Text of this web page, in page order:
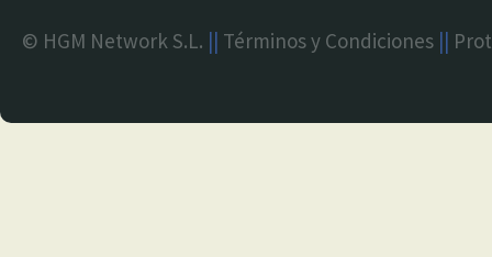
© HGM Network S.L. || Términos y Condiciones ||